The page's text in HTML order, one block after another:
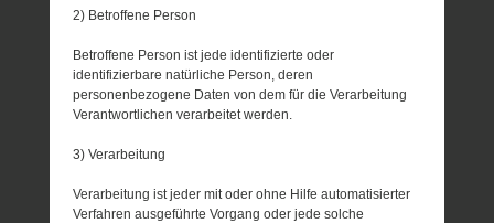
2) Betroffene Person
Betroffene Person ist jede identifizierte oder
identifizierbare natürliche Person, deren
personenbezogene Daten von dem für die Verarbeitung
Verantwortlichen verarbeitet werden.
3) Verarbeitung
Verarbeitung ist jeder mit oder ohne Hilfe automatisierter
Verfahren ausgeführte Vorgang oder jede solche